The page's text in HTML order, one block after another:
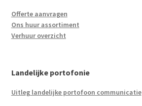
Offerte aanvragen
Ons huur assortiment
Verhuur overzicht
Landelijke portofonie
Uitleg landelijke portofoon communicatie